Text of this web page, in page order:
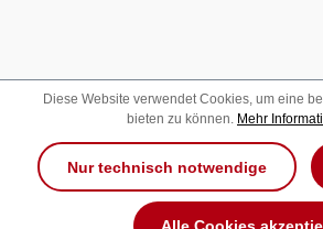
Diese Website verwendet Cookies, um eine
bieten zu können. Mehr
Nur technisch notwendige